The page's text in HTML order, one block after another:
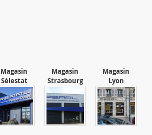
Magasin
Sélestat
Magasin
Strasbourg
Magasin
Lyon